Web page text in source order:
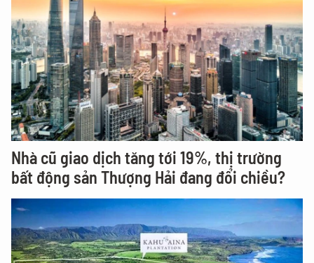
Nhà cũ giao dịch tăng tới 19%, thị trường
bất động sản Thượng Hải đang đổi chiều?